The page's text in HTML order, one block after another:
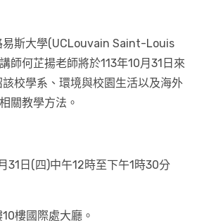
易斯大學(UCLouvain Saint-Louis
師何芷揚老師將於113年10月31日來
校學系、環境與校園生活以及海外
關教學方法。
31日(四)中午12時至下午1時30分
樓國際處大廳。